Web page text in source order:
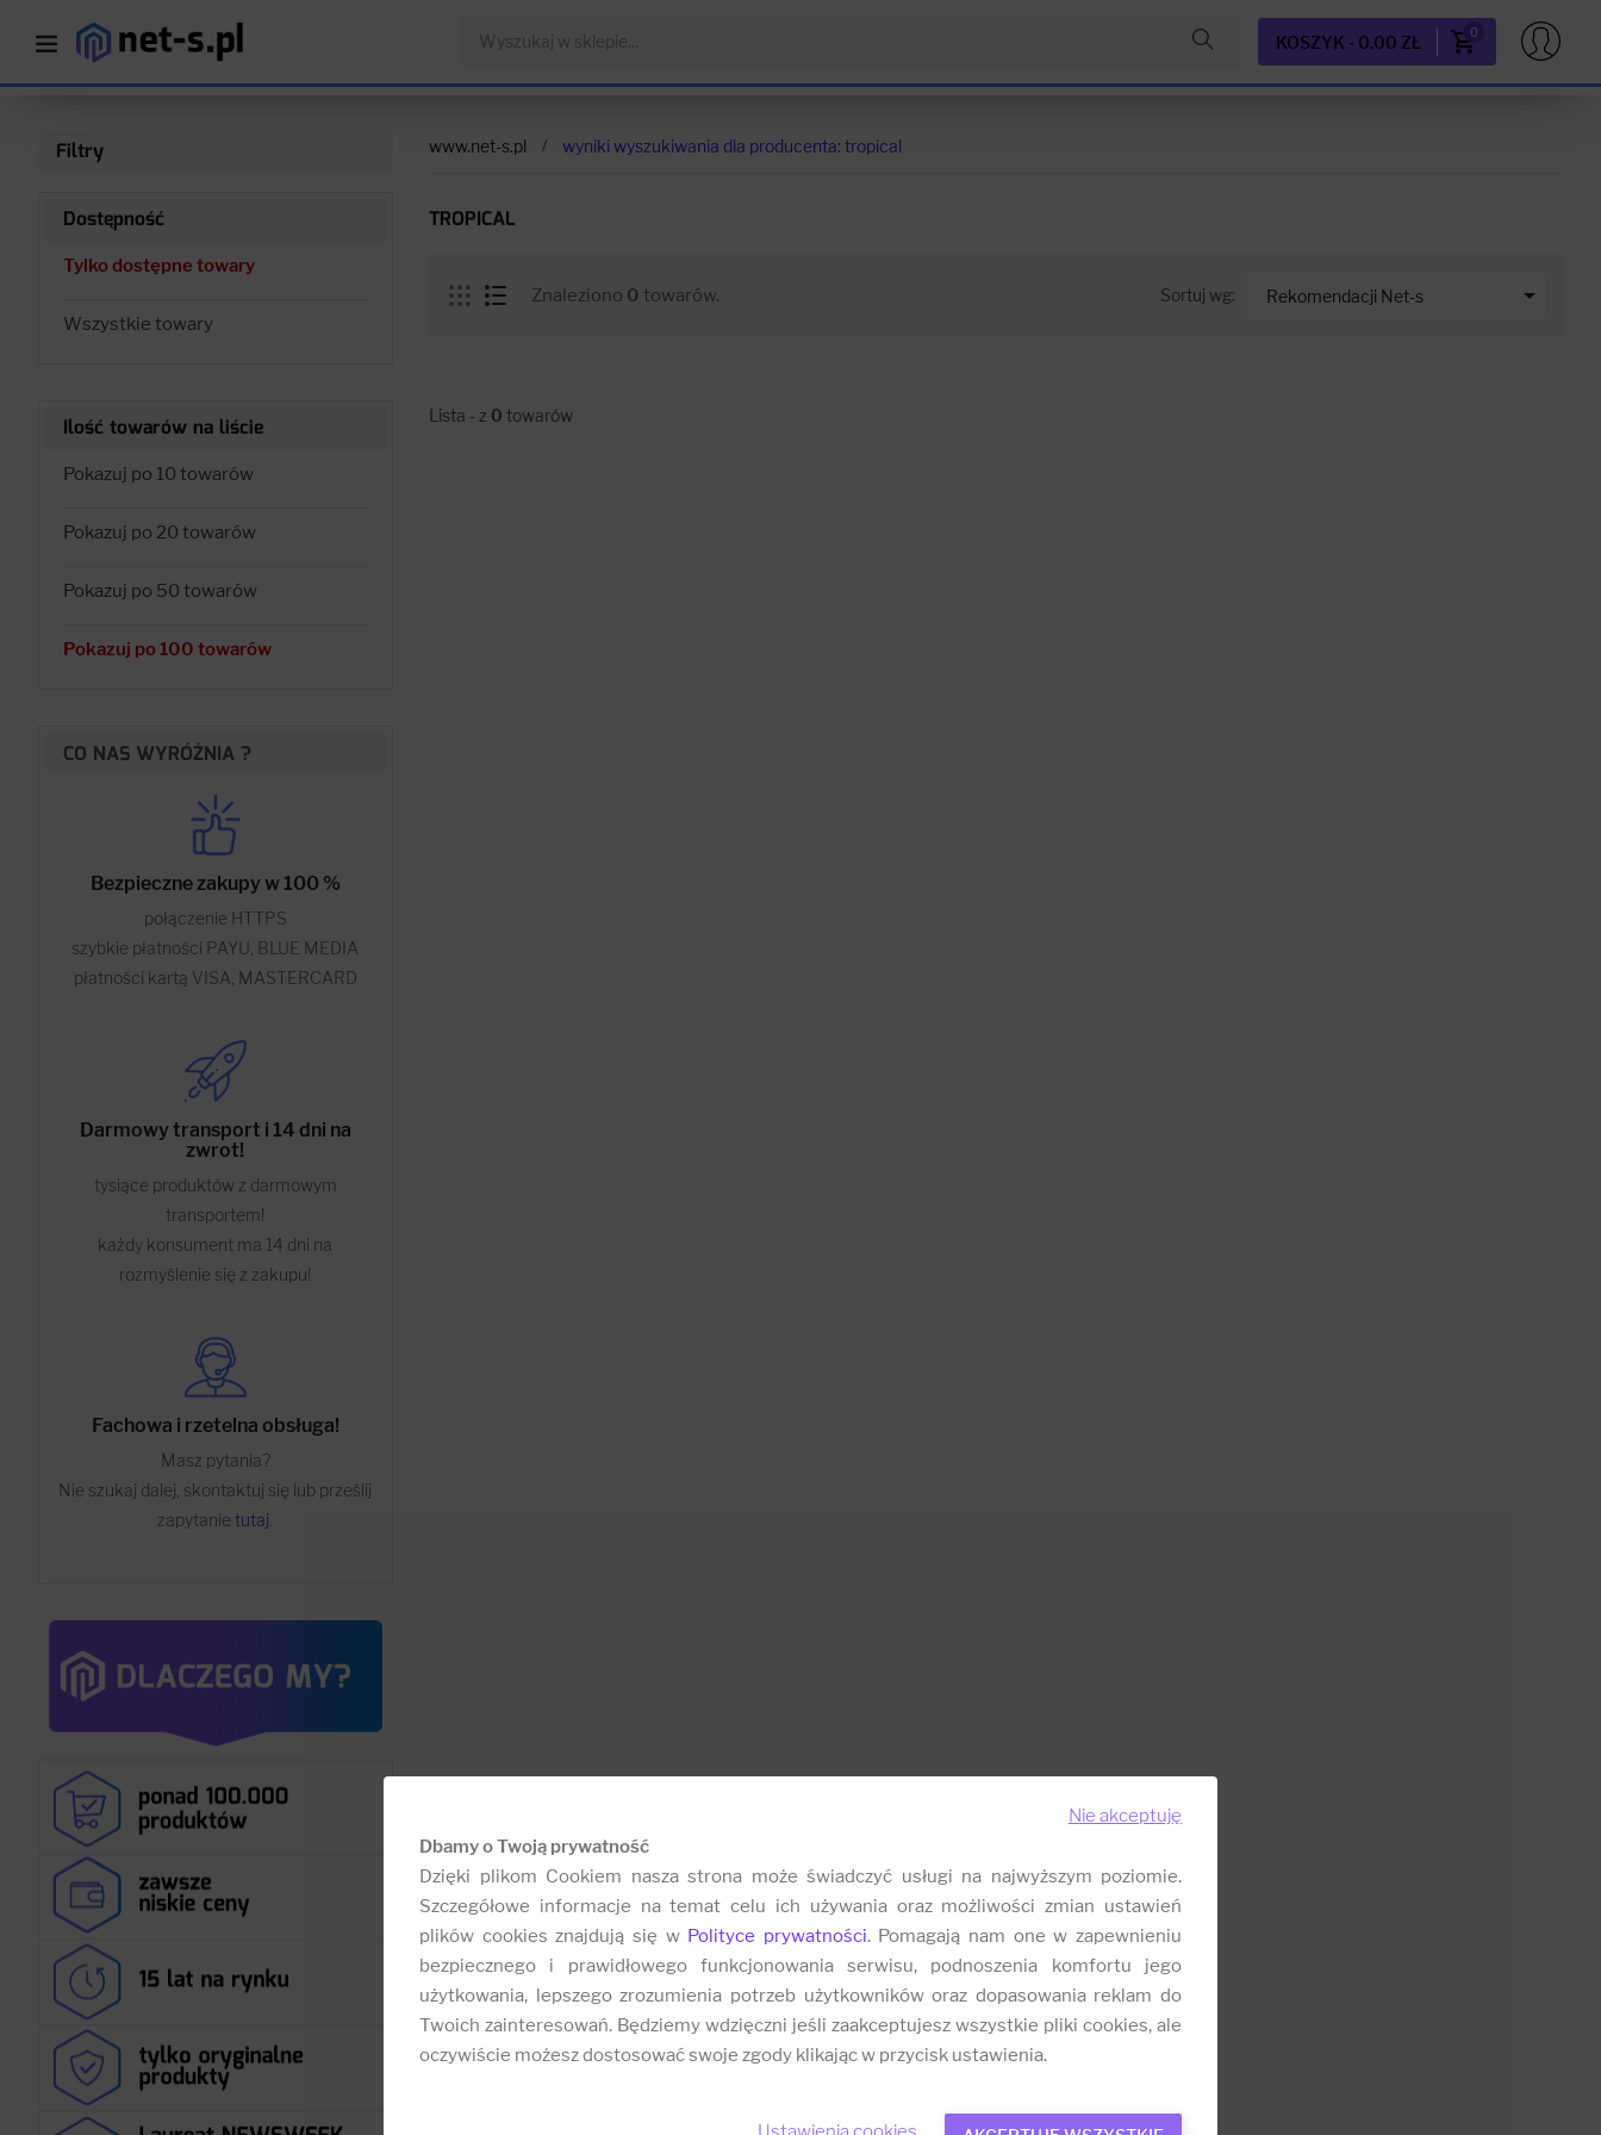
KOSZYK - 0.00 ZŁ 0
Filtry
Dostępność
Tylko dostępne towary
Wszystkie towary
Ilość towarów na liście
Pokazuj po 10 towarów
Pokazuj po 20 towarów
Pokazuj po 50 towarów
Pokazuj po 100 towarów
CO NAS WYRÓŻNIA ?
Bezpieczne zakupy w 100 %
połączenie HTTPS
szybkie płatności PAYU, BLUE MEDIA
płatności kartą VISA, MASTERCARD
Darmowy transport i 14 dni na
zwrot!
tysiące produktów z darmowym
transportem!
każdy konsument ma 14 dni na
rozmyślenie się z zakupu!
Fachowa i rzetelna obsługa!
Masz pytania?
Nie szukaj dalej, skontaktuj się lub prześlij
zapytanietutaj
www.net-s.pl wyniki wyszukiwania dla producenta: tropical
TROPICAL
Znaleziono 0 towarów. Rekomendacji Net-s 
Sortuj wg:
Lista - z 0 towarów
Nie akceptuję
Dbamy o Twoją prywatność
Dzięki plikom Cookiem nasza strona może świadczyć usługi na najwyższym poziomie.
Szczegółowe informacje na temat celu ich używania oraz możliwości zmian ustawień
plików cookies znajdują się w Polityce prywatności. Pomagają nam one w zapewnieniu
bezpiecznego i prawidłowego funkcjonowania serwisu, podnoszenia komfortu jego
użytkowania, lepszego zrozumienia potrzeb użytkowników oraz dopasowania reklam do
Twoich zainteresowań. Będziemy wdzięczni jeśli zaakceptujesz wszystkie pliki cookies, ale
oczywiście możesz dostosować swoje zgody klikając w przycisk ustawienia.